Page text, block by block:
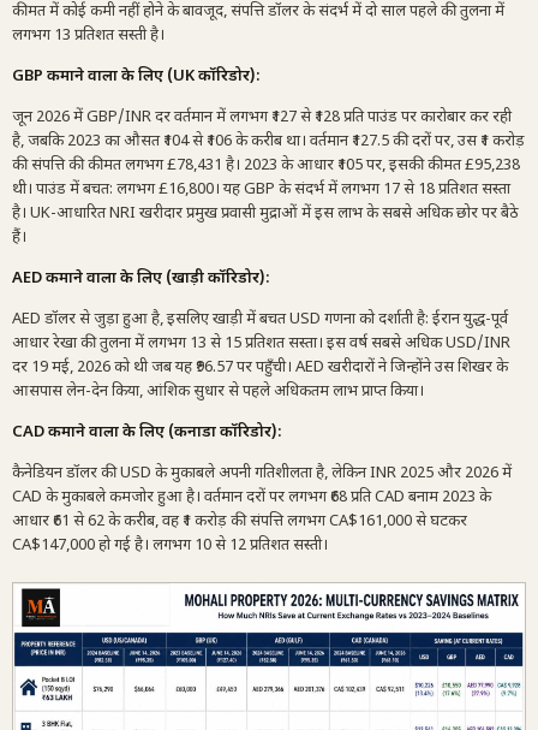
कीमत में कोई कमी नहीं होने के बावजूद, संपत्ति डॉलर के संदर्भ में दो साल पहले की तुलना में
लगभग 13 प्रतिशत सस्ती है।
GBP कमाने वालों के लिए (UK कॉरिडोर):
जून 2026 में GBP/INR दर वर्तमान में लगभग ₹127 से ₹128 प्रति पाउंड पर कारोबार कर रही
है, जबकि 2023 का औसत ₹104 से ₹106 के करीब था। वर्तमान ₹127.5 की दरों पर, उस ₹1 करोड़
की संपत्ति की कीमत लगभग £78,431 है। 2023 के आधार ₹105 पर, इसकी कीमत £95,238
थी। पाउंड में बचत: लगभग £16,800। यह GBP के संदर्भ में लगभग 17 से 18 प्रतिशत सस्ता
है। UK-आधारित NRI खरीदार प्रमुख प्रवासी मुद्राओं में इस लाभ के सबसे अधिक छोर पर बैठे
हैं।
AED कमाने वालों के लिए (खाड़ी कॉरिडोर):
AED डॉलर से जुड़ा हुआ है, इसलिए खाड़ी में बचत USD गणना को दर्शाती है: ईरान युद्ध-पूर्व
आधार रेखा की तुलना में लगभग 13 से 15 प्रतिशत सस्ता। इस वर्ष सबसे अधिक USD/INR
दर 19 मई, 2026 को थी जब यह ₹96.57 पर पहुँची। AED खरीदारों ने जिन्होंने उस शिखर के
आसपास लेन-देन किया, आंशिक सुधार से पहले अधिकतम लाभ प्राप्त किया।
CAD कमाने वालों के लिए (कनाडा कॉरिडोर):
कैनेडियन डॉलर की USD के मुकाबले अपनी गतिशीलता है, लेकिन INR 2025 और 2026 में
CAD के मुकाबले कमजोर हुआ है। वर्तमान दरों पर लगभग ₹68 प्रति CAD बनाम 2023 के
आधार ₹61 से 62 के करीब, वह ₹1 करोड़ की संपत्ति लगभग CA$161,000 से घटकर
CA$147,000 हो गई है। लगभग 10 से 12 प्रतिशत सस्ती।